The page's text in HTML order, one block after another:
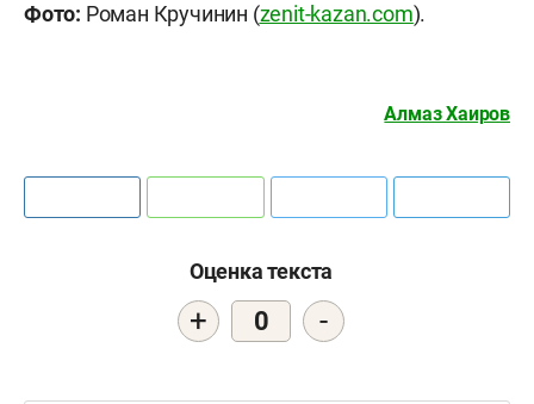
Фото: Роман Кручинин (zenit-kazan.com).
Алмаз Хаиров
Оценка текста
+ 0 -